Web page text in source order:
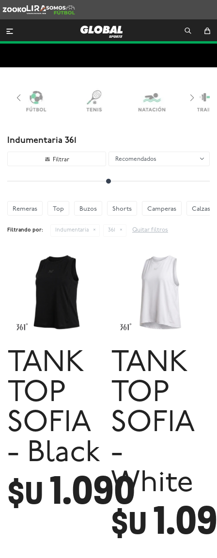
Lira
Somos
Futbol

Indumentaria 361
Recomendados
Remeras Top Buzos Shorts Camperas Calzas
Filtrando por: Indumentaria 361 Quitar filtros
TANK
TOP
SOFIA
- Black
$U1.090
TANK
TOP
SOFIA
-
White
$U